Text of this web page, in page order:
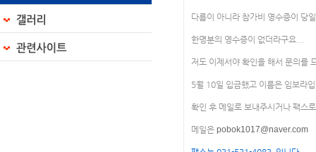
다름이 아니라 참가비 영수증이 당
한명분의 영수증이 없더라구요...
저도 이제서야 확인을 해서 문의를
5월 10일 입금했고 이름은 임보라
확인 후 메일로 보내주시거나 팩스
메일은 pobok1017@naver.com